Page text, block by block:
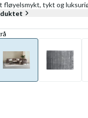
fløyelsmykt, tykt og